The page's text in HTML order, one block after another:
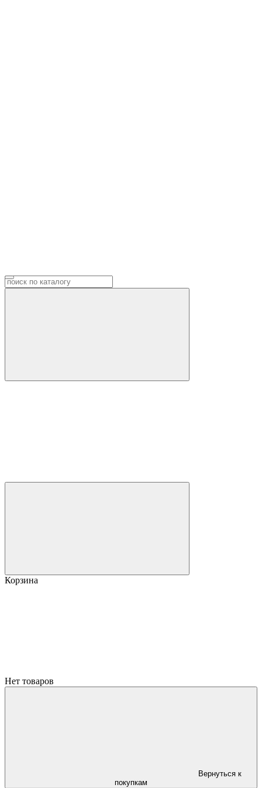
Корзина
Нет товаров
Вернуться к
покупкам